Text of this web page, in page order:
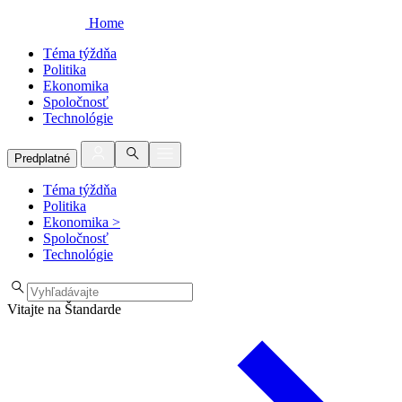
Home
Téma týždňa
Politika
Ekonomika
Spoločnosť
Technológie
Predplatné
Téma týždňa
Politika
Ekonomika >
Spoločnosť
Technológie
Vitajte na Štandarde